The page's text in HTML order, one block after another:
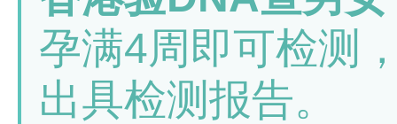
孕满4周即可检测
出具检测报告。